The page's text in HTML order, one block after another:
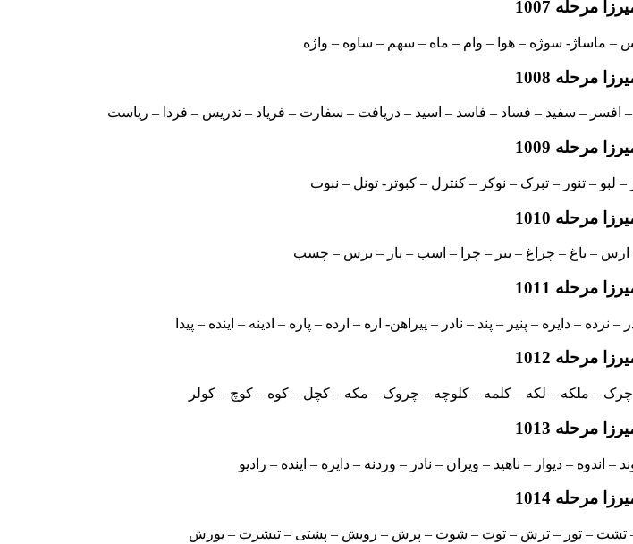
مرحله 1007
ماساژ- سوژه – هوا – وام – ماه – سهم – ساوه – واژه
مرحله 1008
– سفید – فساد – فاسد – اسید – دریافت – سفارت – فریاد – تدریس – فردا – ریاست
مرحله 1009
لبو – تنور – تبرک – نوکر – کنترل – کبوتر- تونل – نبوت
مرحله 1010
– باغ – چراغ – ببر – چرا – اسب – بار – برس – چسب
مرحله 1011
– نرده – دایره – پنیر – پند – نادر – پیراهن- اره – ارده – پاره – ادینه – اینده – پیدا
مرحله 1012
– ملکه – لکه – کلمه – کلوچه – چروک – مکه – کچل – کوه – کوچ – کولر
مرحله 1013
– اندوه – دیوار – ناهید – ویران – نادر – وردنه – دایره – اینده – رادیو
مرحله 1014
– تشت – تور – ترش – توت – شوت – پرش – رویش – پشتی – تیشرت – یورش